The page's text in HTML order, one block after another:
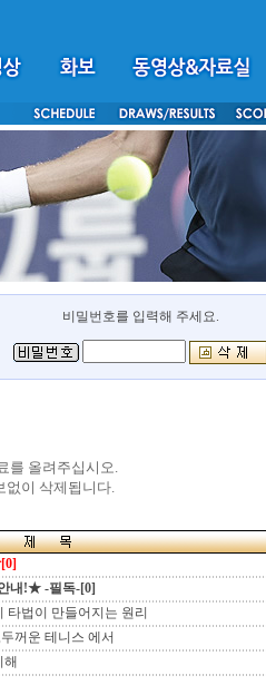
비밀번호를 입력해 주세요.
를 올려주십시오.
없이 삭제됩니다.
내!★ -필독-[0]
타법이 만들어지는 원리
꺼운 테니스 에서
해